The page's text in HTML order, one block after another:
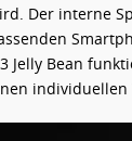
Der interne
Jelly Bean
individuellen